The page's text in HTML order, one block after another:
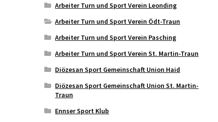
Arbeiter Turn und Sport Verein Leonding
Arbeiter Turn und Sport Verein Ödt-Traun
Arbeiter Turn und Sport Verein Pasching
Arbeiter Turn und Sport Verein St. Martin-Traun
Diözesan Sport Gemeinschaft Union Haid
Diözesan Sport Gemeinschaft Union St. Martin-
Traun
Ennser Sport Klub